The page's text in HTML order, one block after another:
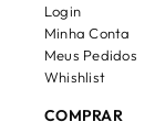
Login
Minha Conta
Meus Pedidos
Whishlist
COMPRAR